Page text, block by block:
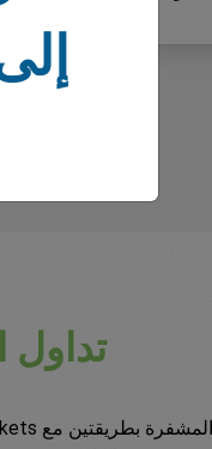
تداول